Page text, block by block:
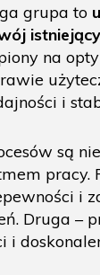
grupa to
na
i
są
pracy.
i
Druga –
i